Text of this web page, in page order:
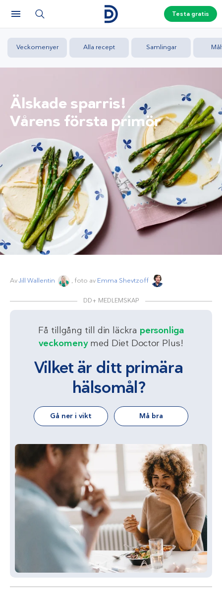
Testa gratis
Veckomenyer Alla recept Samlingar
Älskade sparris!
Vårens första primör
AvJill Wallentin , foto av Emma Shevtzoff
DD+ MEDLEMSKAP
Få tillgång till din läckra personliga
veckomenymed Diet Doctor Plus!
Vilket är ditt primära
hälsomål?
Gå ner i vikt Må bra